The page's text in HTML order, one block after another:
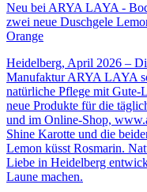
Neu bei ARYA LAYA -
zwei neue Duschgele
Orange
Heidelberg, April 2026 –
Manufaktur ARYA LAYA
natürliche Pflege mit Gute-
neue Produkte für die
und im Online-Shop,
Shine Karotte und die
Lemon küsst Rosmarin.
Liebe in Heidelberg
Laune machen.